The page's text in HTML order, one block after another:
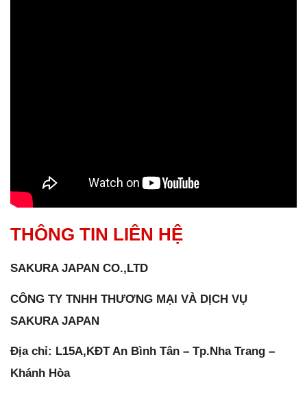
THÔNG TIN LIÊN HỆ
SAKURA JAPAN CO.,LTD
CÔNG TY TNHH THƯƠNG MẠI VÀ DỊCH VỤ
SAKURA JAPAN
Địa chỉ: L15A,KĐT An Bình Tân – Tp.Nha Trang –
Khánh Hòa